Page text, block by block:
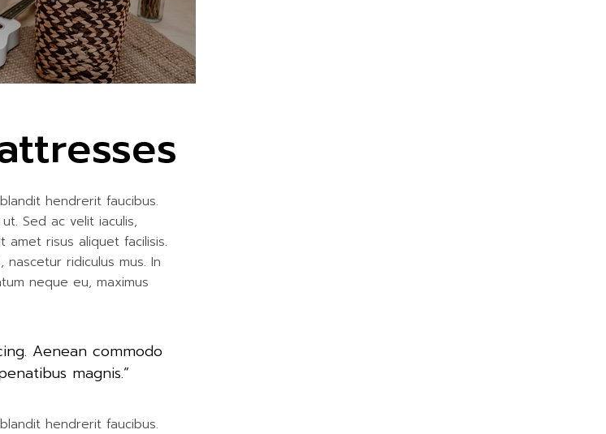
hendrerit faucibus.
Sed ac velit iaculis,
amet risus aliquet facilisis.
ridiculus mus. In
neque eu, maximus
Aenean commodo
magnis.”
hendrerit faucibus.